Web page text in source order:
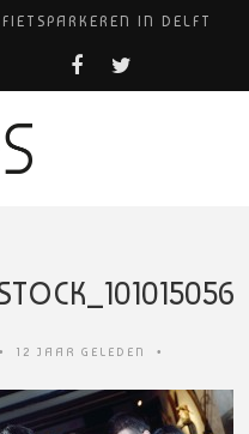
FIETSPARKEREN IN DELFT
PIZZERIA POMPEÏ ￼
ON THE SPOT!
• 12 JAAR GELEDEN •